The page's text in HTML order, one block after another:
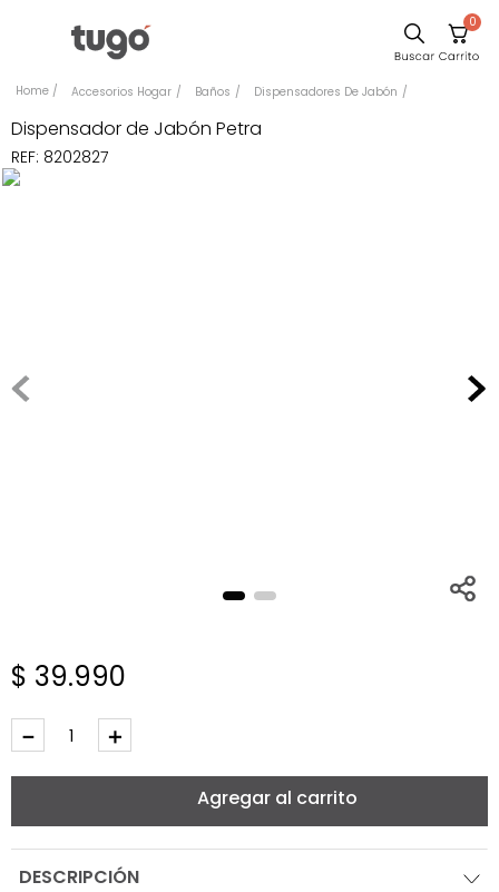
0
Accesorios Hogar Baños Dispensadores De Jabón
Dispensador de Jabón Petra
REF: 8202827
$ 39.990
＋
－
Agregar al carrito
DESCRIPCIÓN
Comedor
Silla